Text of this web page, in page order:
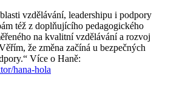
vzdělávání, leadershipu i podpory
též z doplňujícího pedagogického
na kvalitní vzdělávání a rozvoj
že změna začíná u bezpečných
Více o Haně:
hana-hola